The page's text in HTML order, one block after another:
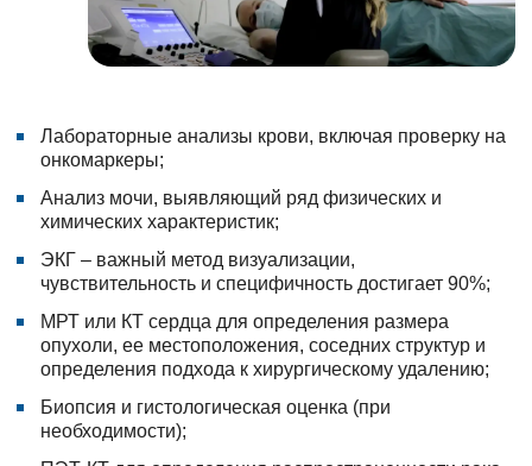
Лабораторные анализы крови, включая проверку на
онкомаркеры;
Анализ мочи, выявляющий ряд физических и
химических характеристик;
ЭКГ – важный метод визуализации,
чувствительность и специфичность достигает 90%;
МРТ или КТ сердца для определения размера
опухоли, ее местоположения, соседних структур и
определения подхода к хирургическому удалению;
Биопсия и гистологическая оценка (при
необходимости);